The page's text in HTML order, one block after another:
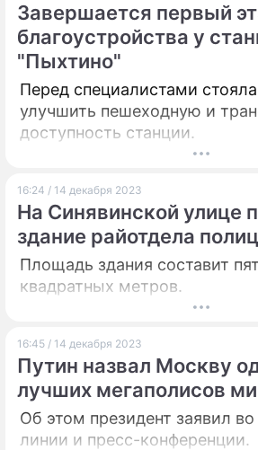
Завершается первый
благоустройства у
"Пыхтино"
Перед специалистами
улучшить пешеходную и
доступность станции.
16:24 / 14 декабря 2023
На Синявинской улице
здание райотдела
Площадь здания составит
квадратных метров.
16:45 / 14 декабря 2023
Путин назвал Москву
лучших мегаполисов
Об этом президент заявил
линии и пресс-конференции.